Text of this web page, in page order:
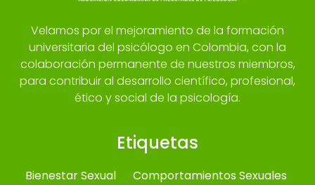
Velamos por el mejoramiento de la formación
universitaria del psicólogo en Colombia, con la
colaboración permanente de nuestros miembros,
para contribuir al desarrollo científico, profesional,
ético y social de la psicología.
Etiquetas
Bienestar Sexual
Comportamientos Sexuales